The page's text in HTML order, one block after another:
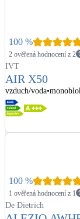
100%
2 ověřená hodnocení z 2
IVT
AIR X50
vzduch/voda
100%
1 ověřená hodnocení z 1
De Dietrich